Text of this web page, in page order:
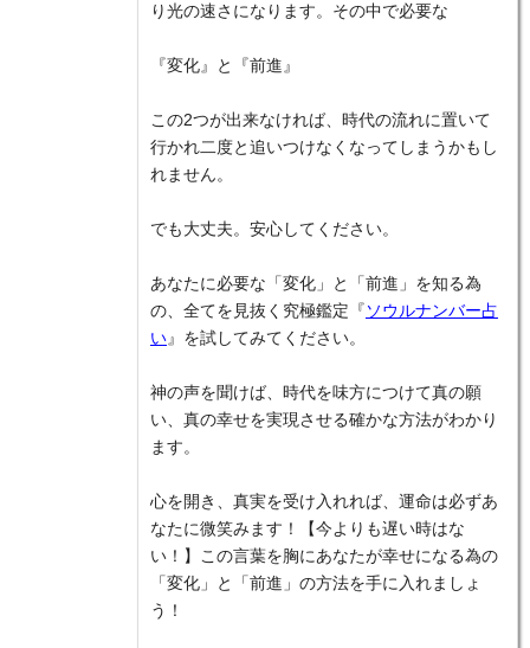
り光の速さになります。その中で必要な
『変化』と『前進』
この2つが出来なければ、時代の流れに置いて
行かれ二度と追いつけなくなってしまうかもし
れません。
でも大丈夫。安心してください。
あなたに必要な「変化」と「前進」を知る為
の、全てを見抜く究極鑑定『 ソウルナンバー占
い 』を試してみてください。
神の声を聞けば、時代を味方につけて真の願
い、真の幸せを実現させる確かな方法がわかり
ます。
心を開き、真実を受け入れれば、運命は必ずあ
なたに微笑みます！【今よりも遅い時はな
い！】この言葉を胸にあなたが幸せになる為の
「変化」と「前進」の方法を手に入れましょ
う！